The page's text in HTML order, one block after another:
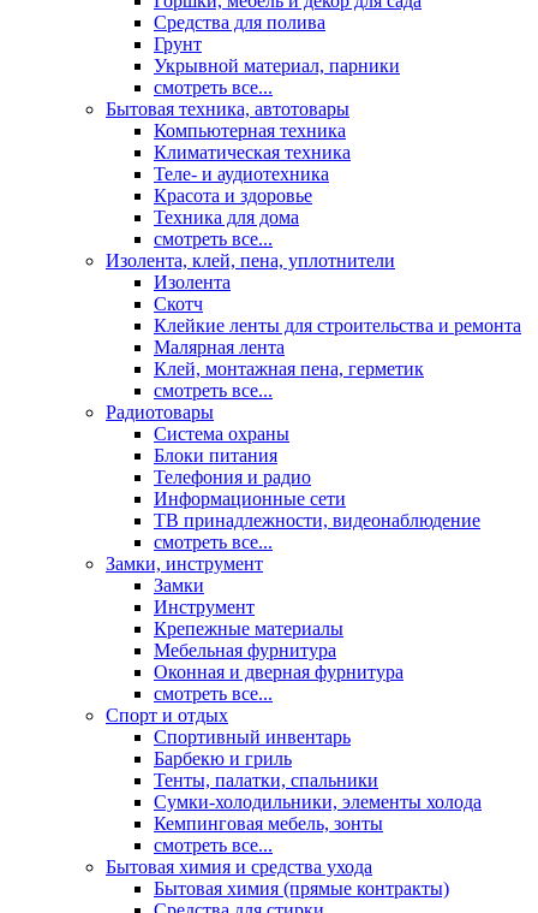
Средства для полива
Грунт
Укрывной материал, парники
смотреть все...
Бытовая техника, автотовары
Компьютерная техника
Климатическая техника
Теле- и аудиотехника
Красота и здоровье
Техника для дома
смотреть все...
Изолента, клей, пена, уплотнители
Изолента
Скотч
Клейкие ленты для строительства и ремонта
Малярная лента
Клей, монтажная пена, герметик
смотреть все...
Радиотовары
Система охраны
Блоки питания
Телефония и радио
Информационные сети
ТВ принадлежности, видеонаблюдение
смотреть все...
Замки, инструмент
Замки
Инструмент
Крепежные материалы
Мебельная фурнитура
Оконная и дверная фурнитура
смотреть все...
Спорт и отдых
Спортивный инвентарь
Барбекю и гриль
Тенты, палатки, спальники
Сумки-холодильники, элементы холода
Кемпинговая мебель, зонты
смотреть все...
Бытовая химия и средства ухода
Бытовая химия (прямые контракты)